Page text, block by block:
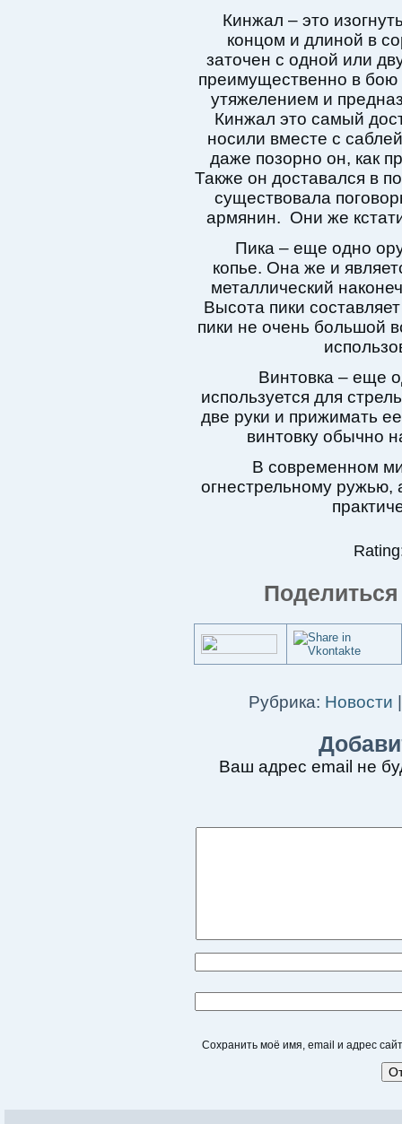
Кинжал – это
концом и длиной в
заточен с одной или
преимущественно в бою
утяжелением и
Кинжал это самый
носили вместе с
даже позорно он, как
Также он доставался в
существовала
армянин. Они же
Пика – еще одно
копье. Она же и
металлический
Высота пики
пики не очень большой
Винтовка – еще
используется для
две руки и прижимать
винтовку обычно
В современном
огнестрельному
Рубрика: Новости
Ваш адрес email не
Сохранить моё имя, email и адрес